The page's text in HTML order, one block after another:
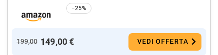
−25%
199,00 149,00 € VEDI OFFERTA